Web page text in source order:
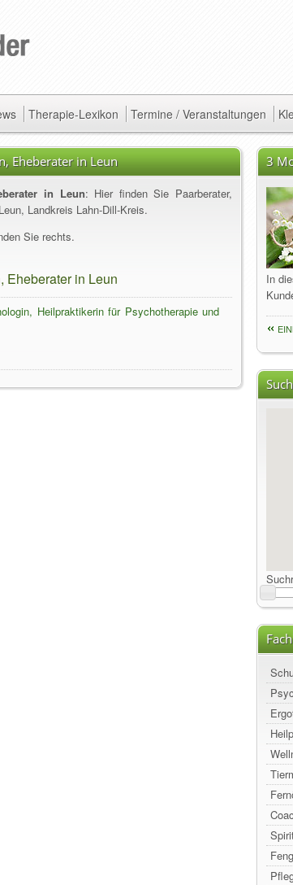
Therapie-Lexikon Termine / Veranstaltungen
Eheberater in Leun
in Leun: Hier finden Sie Paarberater,
Landkreis Lahn-Dill-Kreis.
Sie rechts.
Eheberater in Leun
Heilpraktikerin für Psychotherapie und
3
In